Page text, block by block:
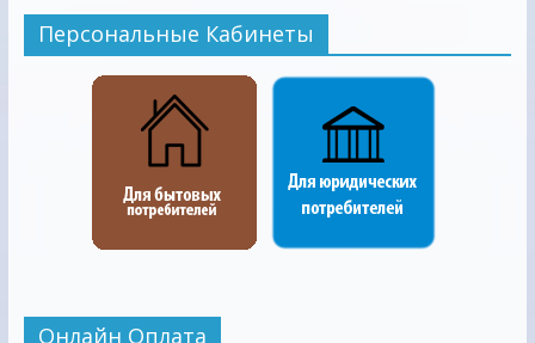
Персональные Кабинеты
Онлайн Оплата